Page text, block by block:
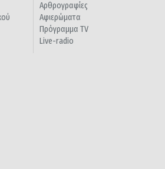
Αρθρογραφίες
Αφιερώματα
Πρόγραμμα TV
Live-radio